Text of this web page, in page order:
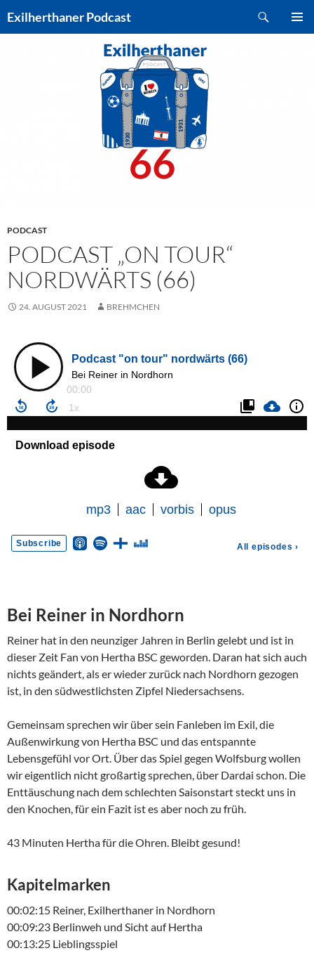
Inhalt
Exilherthaner Podcast
PODCAST
PODCAST „ON TOUR“
NORDWÄRTS (66)
24. AUGUST 2021 BREHMCHEN
Bei Reiner in Nordhorn
Reiner hat in den neunziger Jahren in Berlin gelebt und ist in
dieser Zeit Fan von Hertha BSC geworden. Daran hat sich auch
nichts geändert, als er wieder zurück nach Nordhorn gezogen
ist, in den südwestlichsten Zipfel Niedersachsens.
Gemeinsam sprechen wir über sein Fanleben im Exil, die
Außenwirkung von Hertha BSC und das entspannte
Lebensgefühl vor Ort. Über das Spiel gegen Wolfsburg wollen
wir eigentlich nicht großartig sprechen, über Dardai schon. Die
Enttäuschung nach dem schlechten Saisonstart steckt uns in
den Knochen, für ein Fazit ist es aber noch zu früh.
43 Minuten Hertha für die Ohren. Bleibt gesund!
Kapitelmarken
00:02:15 Reiner, Exilherthaner in Nordhorn
00:09:23 Berlinweh und Sicht auf Hertha
00:13:25 Lieblingsspiel